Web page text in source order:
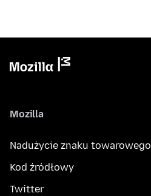
Mozilla
Nadużycie znaku towarowego
Kod źródłowy
Twitter